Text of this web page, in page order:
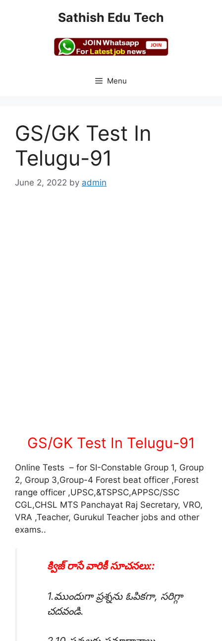
Sathish Edu Tech
Menu
GS/GK Test In
Telugu-91
June 2, 2022 by admin
GS/GK Test In Telugu-91
Online Tests – for SI-Constable Group 1, Group
2, Group 3,Group-4 Forest beat officer ,Forest
range officer ,UPSC,&TSPSC,APPSC/SSC
CGL,CHSL MTS Panchayat Raj Secretary, VRO,
VRA ,Teacher, Gurukul Teacher jobs and other
exams..
క్విజ్ రాసే వారికీ సూచనలు::
1.ముందుగా ప్రశ్నను ఓపికగా, సరిగ్గా
చదవండి.